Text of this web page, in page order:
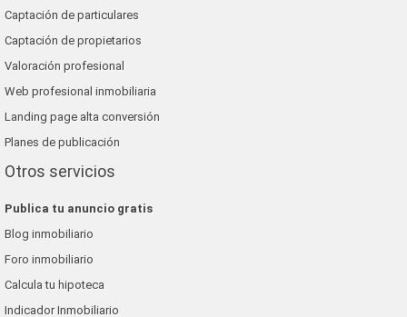
Captación de particulares
Captación de propietarios
Valoración profesional
Web profesional inmobiliaria
Landing page alta conversión
Planes de publicación
Otros servicios
Publica tu anuncio gratis
Blog inmobiliario
Foro inmobiliario
Calcula tu hipoteca
Indicador Inmobiliario